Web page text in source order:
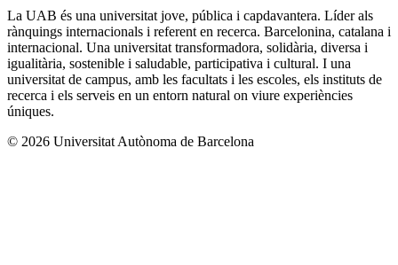
La UAB és una universitat jove, pública i capdavantera. Líder als
rànquings internacionals i referent en recerca. Barcelonina, catalana i
internacional. Una universitat transformadora, solidària, diversa i
igualitària, sostenible i saludable, participativa i cultural. I una
universitat de campus, amb les facultats i les escoles, els instituts de
recerca i els serveis en un entorn natural on viure experiències
úniques.
© 2026 Universitat Autònoma de Barcelona